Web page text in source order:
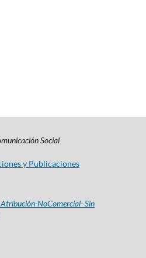
Social
y Publicaciones
NoComercial- Sin